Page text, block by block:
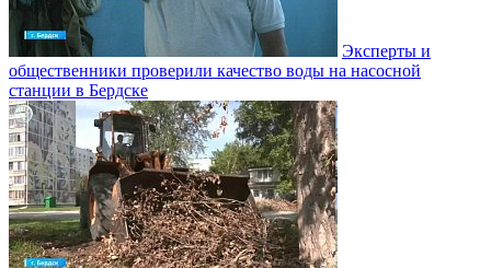
Эксперты и
общественники проверили качество воды на насосной
станции в Бердске